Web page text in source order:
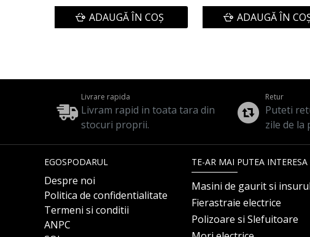
ADAUGĂ ÎN COŞ ADAUGĂ ÎN
Livrare rapida
Livram rapid in toata tara din
stocuri proprii.
Retur
Puteti
zile de la
EGOSPODARUL
Despre noi
Politica de confidentialitate
Termeni si conditii
ANPC
TE-AR MAI PUTEA INTERESA
Masini de gaurit si
Fierastraie electrice
Polizoare si Slefuitoare